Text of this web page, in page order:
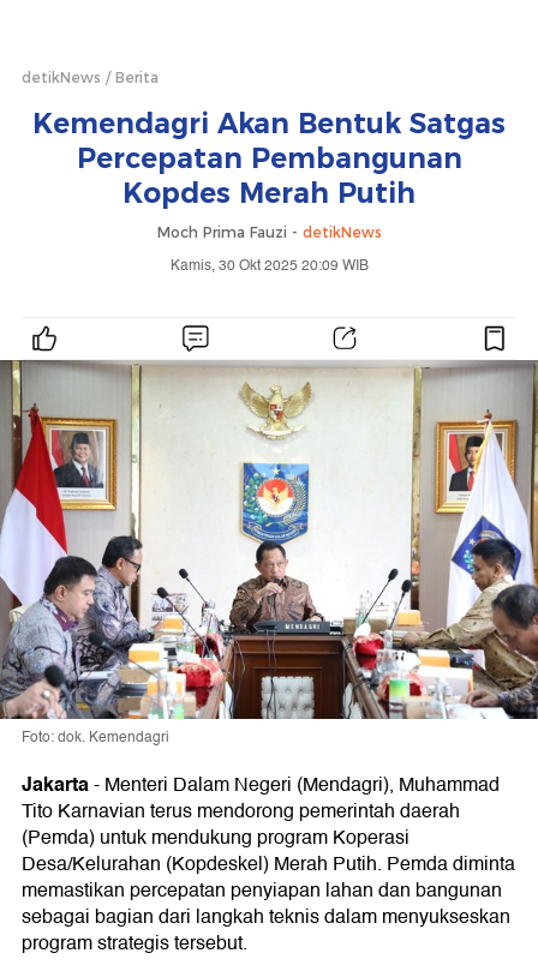
detikNews Berita
Kemendagri Akan Bentuk Satgas
Percepatan Pembangunan
Kopdes Merah Putih
Moch Prima Fauzi - detikNews
Kamis, 30 Okt 2025 20:09 WIB
Foto: dok. Kemendagri
Jakarta-Menteri Dalam Negeri (Mendagri), Muhammad
Tito Karnavian terus mendorong pemerintah daerah
(Pemda) untuk mendukung program Koperasi
Desa/Kelurahan (Kopdeskel) Merah Putih. Pemda diminta
memastikan percepatan penyiapan lahan dan bangunan
sebagai bagian dari langkah teknis dalam menyukseskan
program strategis tersebut.